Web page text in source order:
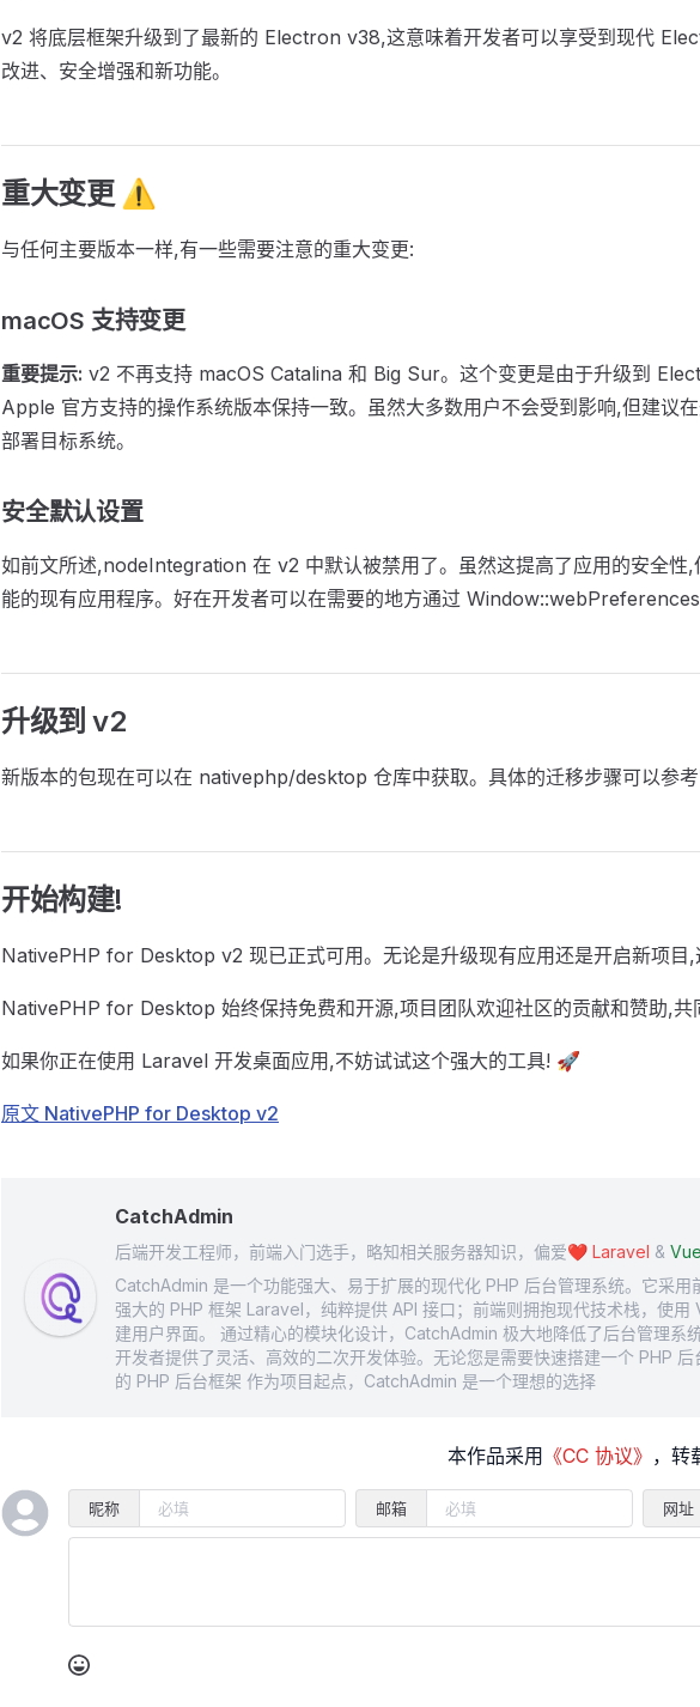
v2 将底层框架升级到了最新的 Electron v38,这意味着开发者可以享受到现代
改进、安全增强和新功能。
重大变更 ⚠️
与任何主要版本一样,有一些需要注意的重大变更:
macOS 支持变更
重要提示: v2 不再支持 macOS Catalina 和 Big Sur。这个变更是由于升级到
Apple 官方支持的操作系统版本保持一致。虽然大多数用户不会受到影响,但建议
部署目标系统。
安全默认设置
如前文所述,nodeIntegration 在 v2 中默认被禁用了。虽然这提高了应用的安全性,
能的现有应用程序。好在开发者可以在需要的地方通过
升级到 v2
新版本的包现在可以在 nativephp/desktop 仓库中获取。具体的迁移步骤可以参考
开始构建!
NativePHP for Desktop v2 现已正式可用。无论是升级现有应用还是开启新项目,
NativePHP for Desktop 始终保持免费和开源,项目团队欢迎社区的贡献和赞助,共
如果你正在使用 Laravel 开发桌面应用,不妨试试这个强大的工具! 🚀
原文 NativePHP for Desktop v2
CatchAdmin
后端开发工程师，前端入门选手，略知相关服务器知识，偏爱❤️ Laravel & Vue
CatchAdmin 是一个功能强大、易于扩展的现代化 PHP 后台管理系统。它采用
强大的 PHP 框架 Laravel，纯粹提供 API 接口；前端则拥抱现代技术栈，使
建用户界面。 通过精心的模块化设计，CatchAdmin 极大地降低了后台管理系
开发者提供了灵活、高效的二次开发体验。无论您是需要快速搭建一个 PHP
的 PHP 后台框架 作为项目起点，CatchAdmin 是一个理想的选择
本作品采用 《CC 协议》 ，转
昵称 邮箱 网址